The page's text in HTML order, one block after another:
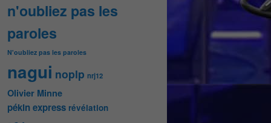
n'oubliez pas les
paroles
N'oubliez pas les paroles
nagui noplp nrj12
Olivier Minne
pékin express révélation